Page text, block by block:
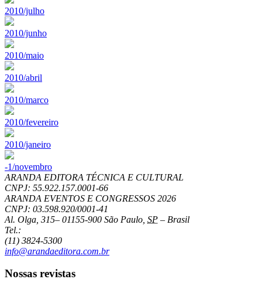
2010/julho
2010/junho
2010/maio
2010/abril
2010/marco
2010/fevereiro
2010/janeiro
-1/novembro
ARANDA EDITORA TÉCNICA E CULTURAL
CNPJ: 55.922.157.0001-66
ARANDA EVENTOS E CONGRESSOS 2026
CNPJ: 03.598.920/0001-41
Al. Olga, 315– 01155-900 São Paulo SP – Brasil
Tel.:
(11) 3824-5300
info@arandaeditora.com.br
Nossas revistas